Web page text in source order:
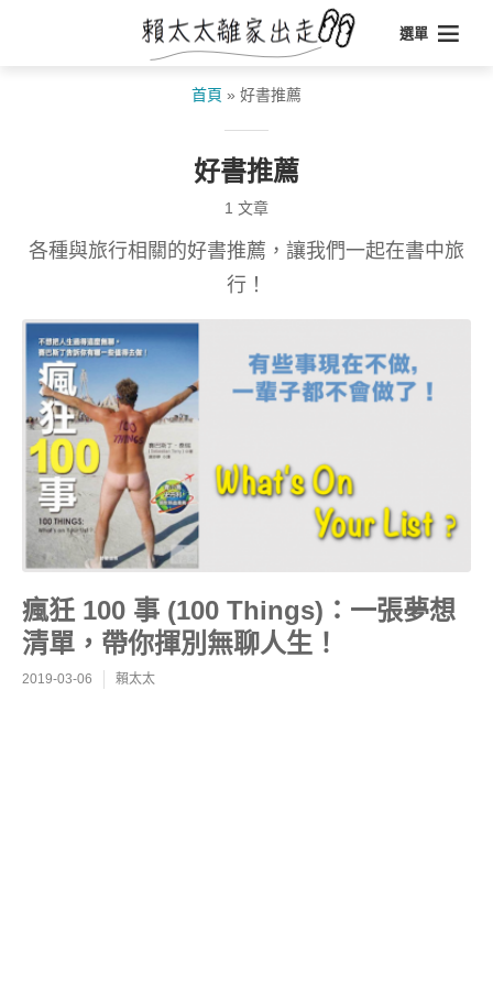
選單
首頁 » 好書推薦
好書推薦
1 文章
各種與旅行相關的好書推薦，讓我們一起在書中旅
行！
瘋狅 100 事 (100 Things)：一張夢想
清單，帶你揮別無聊人生！
2019-03-06 賴太太